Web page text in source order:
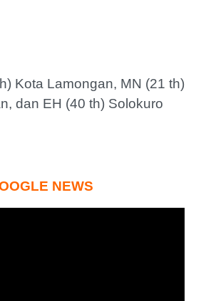
Kota Lamongan, MN (21 th)
dan EH (40 th) Solokuro
NEWS